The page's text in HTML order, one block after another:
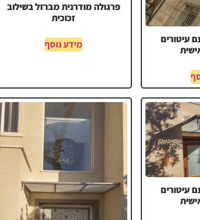
עיטורים
פרגולה מודרנית מברזל בשילוב
זכוכית
מידע נוסף
עיטורים